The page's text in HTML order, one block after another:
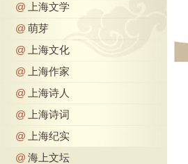
@
上海文学
@ 萌芽
@
上海文化
@
上海作家
@
上海诗人
@
上海诗词
@
上海纪实
@ 海上文坛